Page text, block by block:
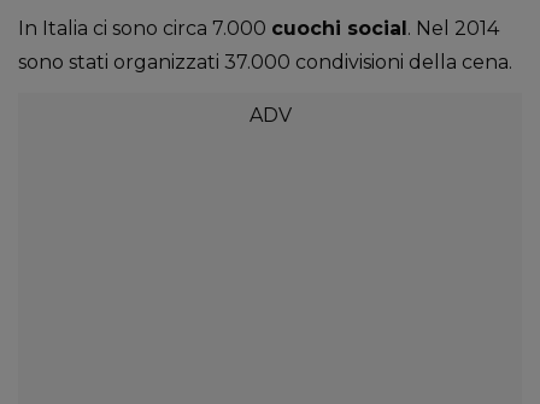
In Italia ci sono circa 7.000 cuochi social. Nel 2014
sono stati organizzati 37.000 condivisioni della cena.